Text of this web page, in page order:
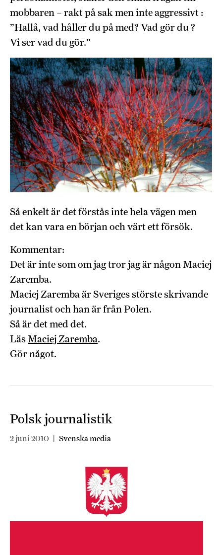
mobbaren – rakt på sak men inte aggressivt :
”Hallå, vad håller du på med? Vad gör du ?
Vi ser vad du gör.”
Så enkelt är det förstås inte hela vägen men
det kan vara en början och värt ett försök.
Kommentar:
Det är inte som om jag tror jag är någon Maciej
Zaremba.
Maciej Zaremba är Sveriges störste skrivande
journalist och han är från Polen.
Så är det med det.
LäsMaciej Zaremba.
Gör något.
Polsk journalistik
2 juni 2010 | Svenska media